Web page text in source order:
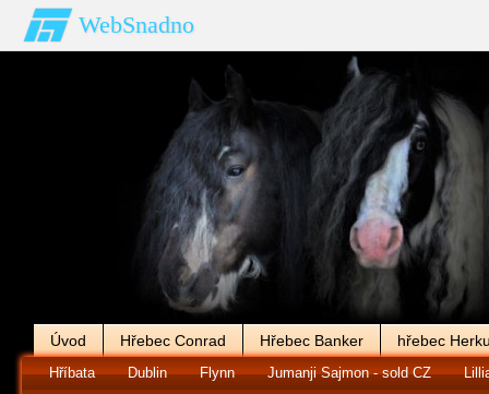
WebSnadno
Úvod Hřebec Conrad Hřebec Banker hřebec
Hříbata Dublin Flynn Jumanji Sajmon - sold CZ